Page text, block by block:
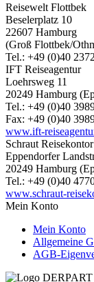
Reisewelt Flottbek
Beselerplatz 10
22607 Hamburg
(Groß Flottbek/
Tel.: +49 (0)40
IFT Reiseagentur
Loehrsweg 11
20249 Hamburg
Tel.: +49 (0)40
Fax: +49 (0)40
www.ift-
Schraut Reisekontor
Eppendorfer
20249 Hamburg
Tel.: +49 (0)40
www.schraut-
Mein Konto
Mein Konto
Allgemeine
AGB-